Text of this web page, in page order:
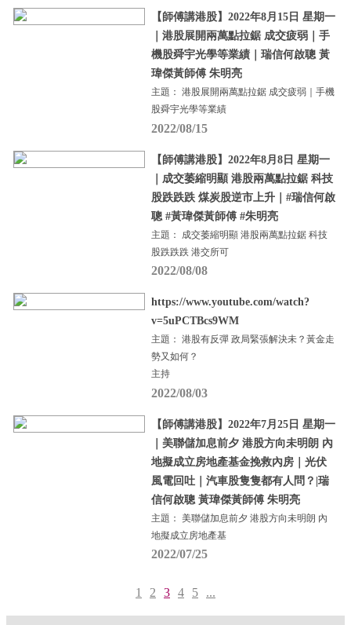
【師傅講港股】2022年8月15日 星期一
｜港股展開兩萬點拉鋸 成交疲弱｜手
機股舜宇光學等業績｜瑞信何啟聰 黃
瑋傑黃師傅 朱明亮
主題： 港股展開兩萬點拉鋸 成交疲弱｜手機
股舜宇光學等業績
2022/08/15
【師傅講港股】2022年8月8日 星期一
｜成交萎縮明顯 港股兩萬點拉鋸 科技
股跌跌跌 煤炭股逆市上升｜#瑞信何啟
聰 #黃瑋傑黃師傅 #朱明亮
主題： 成交萎縮明顯 港股兩萬點拉鋸 科技
股跌跌跌 港交所可
2022/08/08
https://www.youtube.com/watch?
v=5uPCTBcs9WM
主題： 港股有反彈 政局緊張解決未？黃金走
勢又如何？
主持
2022/08/03
【師傅講港股】2022年7月25日 星期一
｜美聯儲加息前夕 港股方向未明朗 內
地擬成立房地產基金挽救內房｜光伏
風電回吐｜汽車股隻隻都有人問？|瑞
信何啟聰 黃瑋傑黃師傅 朱明亮
主題： 美聯儲加息前夕 港股方向未明朗 內
地擬成立房地產基
2022/07/25
1 2 3 4 5 ...